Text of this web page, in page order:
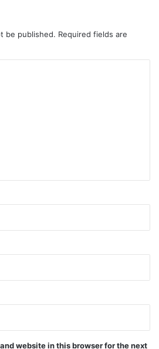
be published. Required fields are
website in this browser for the next